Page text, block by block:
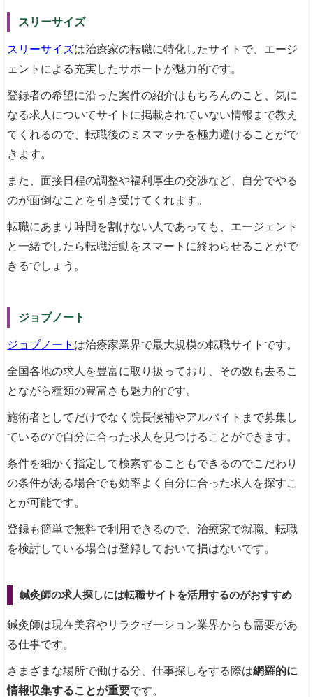
スリーサイズ
スリーサイズは治療家の転職に特化したサイトで、エージ
ェントによる充実したサポートが魅力的です。
登録者の希望に沿った案件の紹介はもちろんのこと、気に
なる求人についてサイトに掲載されていない情報まで教え
てくれるので、転職後のミスマッチを極力避けることがで
きます。
また、面接日程の調整や福利厚生の交渉など、自分でやる
のが面倒なことを引き受けてくれます。
転職にあまり時間を割けない人であっても、エージェント
と一緒でしたら転職活動をスマートに終わらせることがで
きるでしょう。
ジョブノート
ジョブノート は治療家業界で最大規模の転職サイトです。
全国各地の求人を豊富に取り扱っており、その数も去るこ
とながら種類の豊富さも魅力的です。
施術者としてだけでなく院長候補やアルバイトまで募集し
ているので自分に合った求人を見つけることができます。
条件を細かく指定して検索することもできるのでこだわり
の条件がある場合でも効率よく自分に合った求人を探すこ
とが可能です。
登録も簡単で無料で利用できるので、治療家で就職、転職
を検討している場合は登録しておいて損はないです。
鍼灸師の求人探しには転職サイトを活用するのがおすすめ
鍼灸師は現在美容やリラクゼーション業界からも需要があ
る仕事です。
さまざまな場所で働ける分、仕事探しをする際は網羅的に
情報収集することが重要です。